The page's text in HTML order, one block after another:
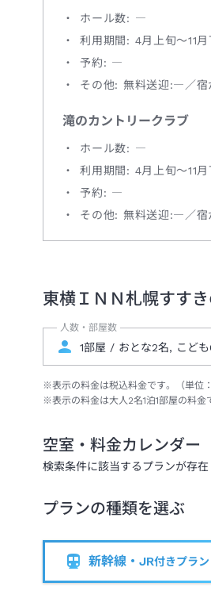
ホール数: ―
利用期間: 4月上旬～11月
予約: ―
その他: 無料送迎:―／宿
滝のカントリークラブ
ホール数: ―
利用期間: 4月上旬～11月
予約: ―
その他: 無料送迎:―／宿
東横ＩＮＮ札幌すす
人数・部屋数
※表示の料金は税込料金です。（単位：
※表示の料金は大人2名1泊1部屋の料金
空室・料金カレンダー
検索条件に該当するプランが存
プランの種類を選ぶ
新幹線・JR付きプラン